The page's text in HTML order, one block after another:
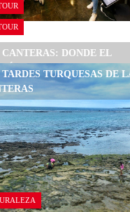
CANTERAS: DONDE EL
SE ABRAZA CON
TURQUESAS DE